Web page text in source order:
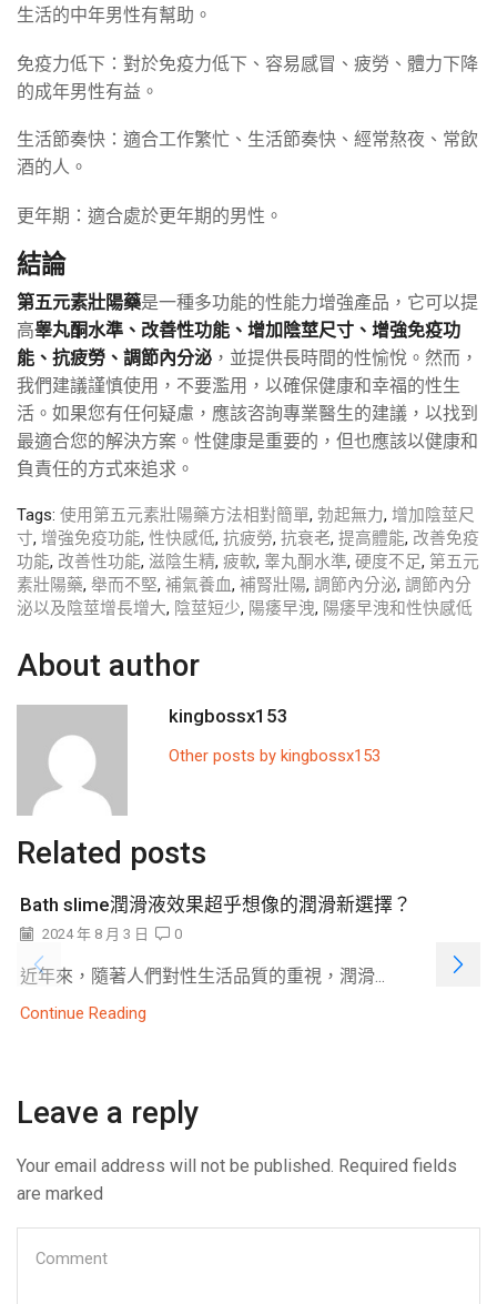
生活的中年男性有幫助。
免疫力低下：對於免疫力低下、容易感冒、疲勞、體力下降
的成年男性有益。
生活節奏快：適合工作繁忙、生活節奏快、經常熬夜、常飲
酒的人。
更年期：適合處於更年期的男性。
結論
第五元素壯陽藥是一種多功能的性能力增強產品，它可以提
高睾丸酮水準、改善性功能、增加陰莖尺寸、增強免疫功
能、抗疲勞、調節內分泌 ，並提供長時間的性愉悅。然而，
我們建議謹慎使用，不要濫用，以確保健康和幸福的性生
活。如果您有任何疑慮，應該咨詢專業醫生的建議，以找到
最適合您的解決方案。性健康是重要的，但也應該以健康和
負責任的方式來追求。
Tags: 使用第五元素壯陽藥方法相對簡單, 勃起無力, 增加陰莖尺
寸, 增強免疫功能, 性快感低, 抗疲勞, 抗衰老, 提高體能, 改善免疫
功能, 改善性功能, 滋陰生精, 疲軟, 睾丸酮水準, 硬度不足, 第五元
素壯陽藥, 舉而不堅, 補氣養血, 補腎壯陽, 調節內分泌, 調節內分
泌以及陰莖增長增大, 陰莖短少, 陽痿早洩, 陽痿早洩和性快感低
About author
kingbossx153
Other posts by kingbossx153
Related posts
Bath slime潤滑液效果超乎想像的潤滑新選擇？
2024 年 8 月 3 日 0
近年來，隨著人們對性生活品質的重視，潤滑...
Continue Reading
Leave a reply
Your email address will not be published. Required fields
are marked